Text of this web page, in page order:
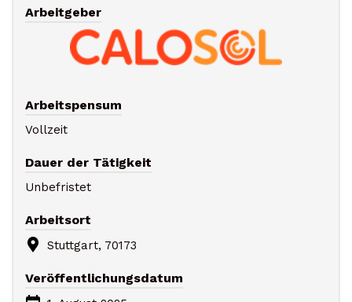
Arbeitgeber
Arbeitspensum
Vollzeit
Dauer der Tätigkeit
Unbefristet
Arbeitsort
Stuttgart, 70173
Veröffentlichungsdatum